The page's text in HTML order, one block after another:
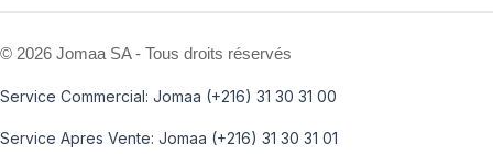
© 2026 Jomaa SA - Tous droits réservés
Service Commercial: Jomaa (+216) 31 30 31 00
Service Apres Vente: Jomaa (+216) 31 30 31 01